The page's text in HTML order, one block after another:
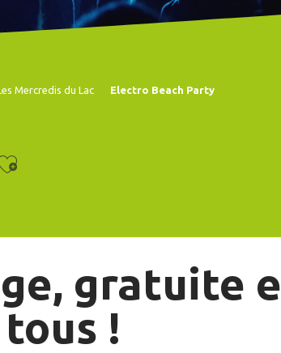
Mercredis du Lac Electro Beach Party
aux favoris
gratuite
!